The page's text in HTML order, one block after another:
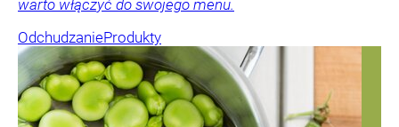
warto włączyć do swojego menu.
OdchudzanieProdukty